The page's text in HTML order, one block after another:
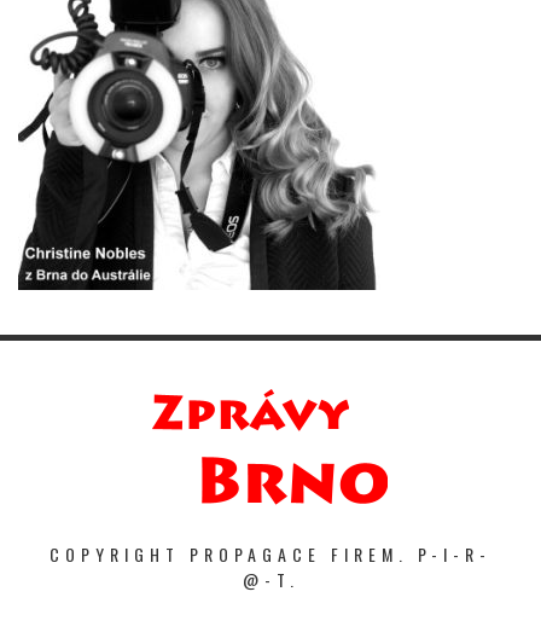
COPYRIGHT PROPAGACE FIREM. P-I-R-
@-T.